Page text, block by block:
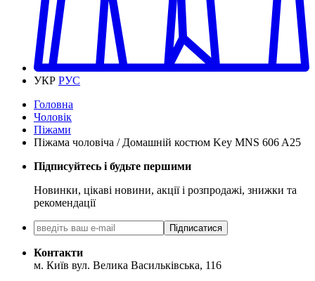
УКР РУС
Головна
Чоловік
Піжами
Піжама чоловіча / Домашній костюм Key MNS 606 A25
Підписуйтесь і будьте першими
Новинки, цікаві новини, акції і розпродажі, знижки та
рекомендації
Підписатися
Контакти
м. Київ вул. Велика Васильківська, 116